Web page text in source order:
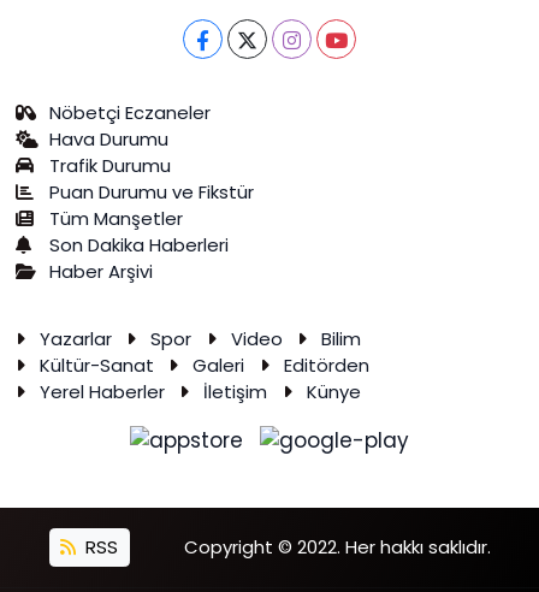
Nöbetçi Eczaneler
Hava Durumu
Trafik Durumu
Puan Durumu ve Fikstür
Tüm Manşetler
Son Dakika Haberleri
Haber Arşivi
Yazarlar Spor Video
Bilim
Kültür-Sanat
Galeri
Editörden
Yerel Haberler
İletişim Künye
RSS Copyright © 2022. Her hakkı saklıdır.